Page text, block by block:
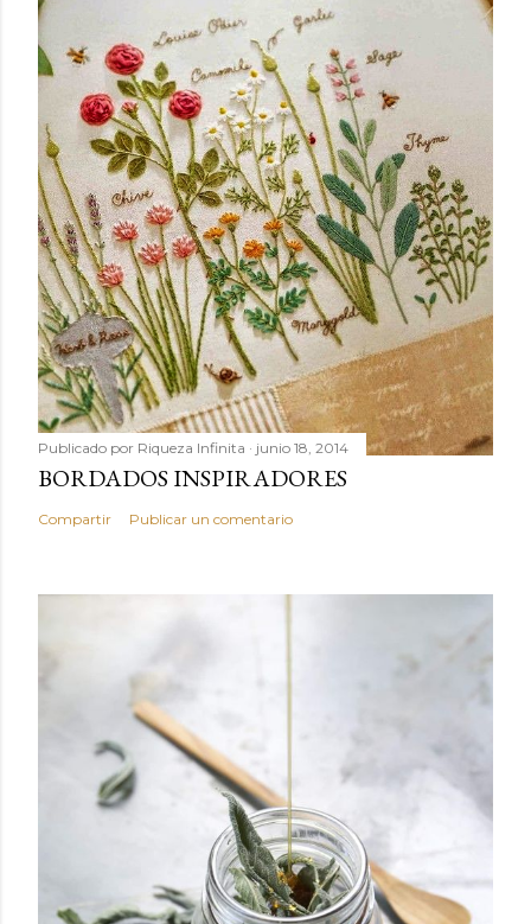
Publicado por Riqueza Infinita junio 18, 2014
BORDADOS INSPIRADORES
Compartir Publicar un comentario